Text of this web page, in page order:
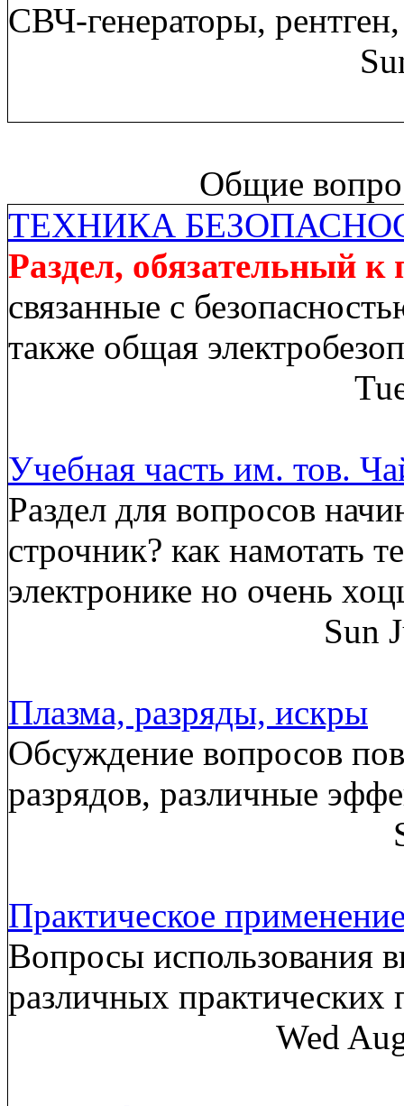
СВЧ-генераторы,
Общие
ТЕХНИКА
Раздел, обязательный к
связанные с
также общая
Учебная часть им. тов.
Раздел для вопросов
строчник? как намотать
электронике но очень
Sun
Плазма, разряды, искры
Обсуждение вопросов
разрядов, различные
Практическое
Вопросы использования
различных практических
Wed